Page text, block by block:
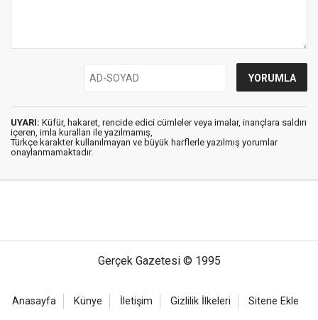
UYARI: Küfür, hakaret, rencide edici cümleler veya imalar, inançlara saldırı
içeren, imla kuralları ile yazılmamış,
Türkçe karakter kullanılmayan ve büyük harflerle yazılmış yorumlar
onaylanmamaktadır.
Gerçek Gazetesi © 1995
Anasayfa Künye İletişim Gizlilik İlkeleri Sitene Ekle